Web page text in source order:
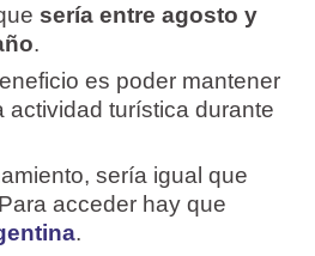
sería entre agosto y
.
es poder mantener
actividad turística durante
sería igual que
acceder hay que
.